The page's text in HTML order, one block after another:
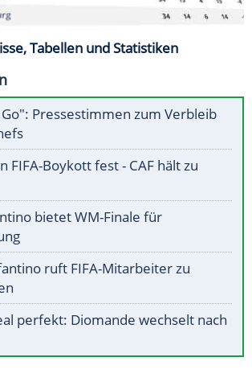
Tabellen und Statistiken
Pressestimmen zum Verbleib
FIFA-Boykott fest - CAF hält zu
bietet WM-Finale für
ruft FIFA-Mitarbeiter zu
perfekt: Diomande wechselt nach